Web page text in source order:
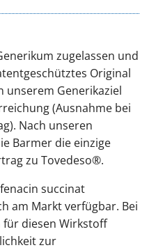
zugelassen und
Original
unserem Generikaziel
(Ausnahme bei
Nach unseren
Barmer die einzige
zu Tovedeso®.
succinat
am Markt verfügbar. Bei
diesen Wirkstoff
zur